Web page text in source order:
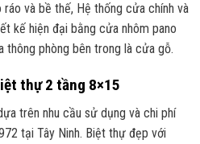
và bề thế, Hệ thống cửa chính và
kế hiện đại bằng cửa nhôm pano
phòng bên trong là cửa gỗ.
thự 2 tầng 8×15
trên nhu cầu sử dụng và chi phí
tại Tây Ninh. Biệt thự đẹp với